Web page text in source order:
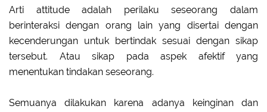
Arti attitude adalah perilaku seseorang dalam
berinteraksi dengan orang lain yang disertai dengan
kecenderungan untuk bertindak sesuai dengan sikap
tersebut. Atau sikap pada aspek afektif yang
menentukan tindakan seseorang.
Semuanya dilakukan karena adanya keinginan dan